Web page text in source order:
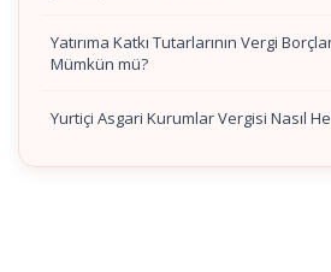
Yatırıma Katkı Tutarlarının Vergi
Mümkün mü?
Yurtiçi Asgari Kurumlar Vergisi Nasıl